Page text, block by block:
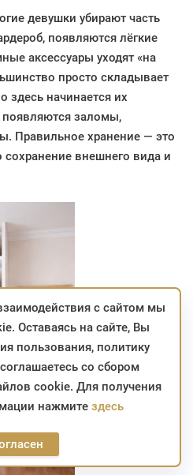
девушки убирают часть
появляются лёгкие
аксессуары уходят «на
просто складывает
здесь начинается их
появляются заломы,
Правильное хранение — это
сохранение внешнего вида и
с сайтом мы
Оставаясь на сайте, Вы
пользования, политику
со сбором
cookie. Для получения
нажмите здесь